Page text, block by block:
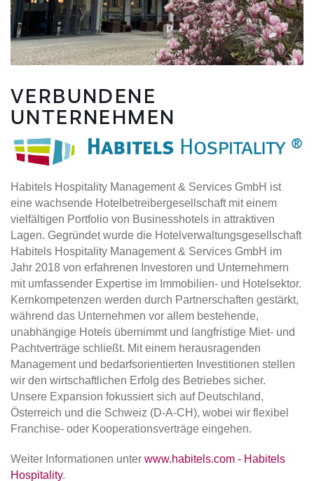
VERBUNDENE
UNTERNEHMEN
Habitels Hospitality Management & Services GmbH ist
eine wachsende Hotelbetreibergesellschaft mit einem
vielfältigen Portfolio von Businesshotels in attraktiven
Lagen. Gegründet wurde die Hotelverwaltungsgesellschaft
Habitels Hospitality Management & Services GmbH im
Jahr 2018 von erfahrenen Investoren und Unternehmern
mit umfassender Expertise im Immobilien- und Hotelsektor.
Kernkompetenzen werden durch Partnerschaften gestärkt,
während das Unternehmen vor allem bestehende,
unabhängige Hotels übernimmt und langfristige Miet- und
Pachtverträge schließt. Mit einem herausragenden
Management und bedarfsorientierten Investitionen stellen
wir den wirtschaftlichen Erfolg des Betriebes sicher.
Unsere Expansion fokussiert sich auf Deutschland,
Österreich und die Schweiz (D-A-CH), wobei wir flexibel
Franchise- oder Kooperationsverträge eingehen.
Weiter Informationen unter www.habitels.com - Habitels
Hospitality.